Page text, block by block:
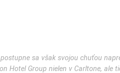
sa však svojou chuťou
Hotel Group nielen v Carltone,